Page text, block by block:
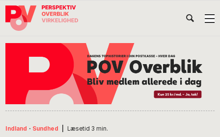
Gå
direkte
Skip
indhold
Gå
direkte
Indland · Sundhed Læsetid 3 min.